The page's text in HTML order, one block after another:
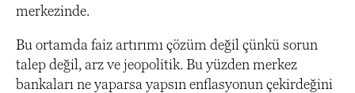
merkezinde.
Bu ortamda faiz artırımı çözüm değil çünkü sorun
talep değil, arz ve jeopolitik. Bu yüzden merkez
bankaları ne yaparsa yapsın enflasyonun çekirdeğini